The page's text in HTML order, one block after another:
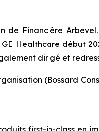
de Financière
Healthcare début
dirigé et
(Bossard
first-in-classen